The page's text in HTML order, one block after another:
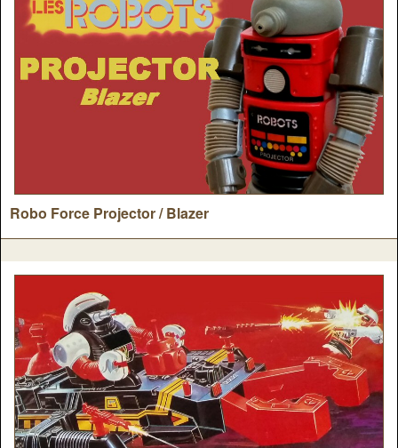
Robo Force Projector / Blazer